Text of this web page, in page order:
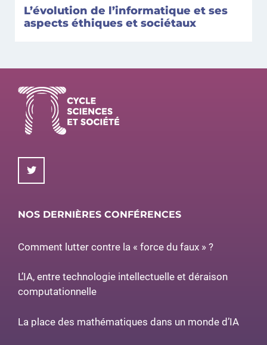
L’évolution de l’informatique et ses
aspects éthiques et sociétaux
NOS DERNIÈRES CONFÉRENCES
Comment lutter contre la « force du faux » ?
L’IA, entre technologie intellectuelle et déraison
computationnelle
La place des mathématiques dans un monde d’IA